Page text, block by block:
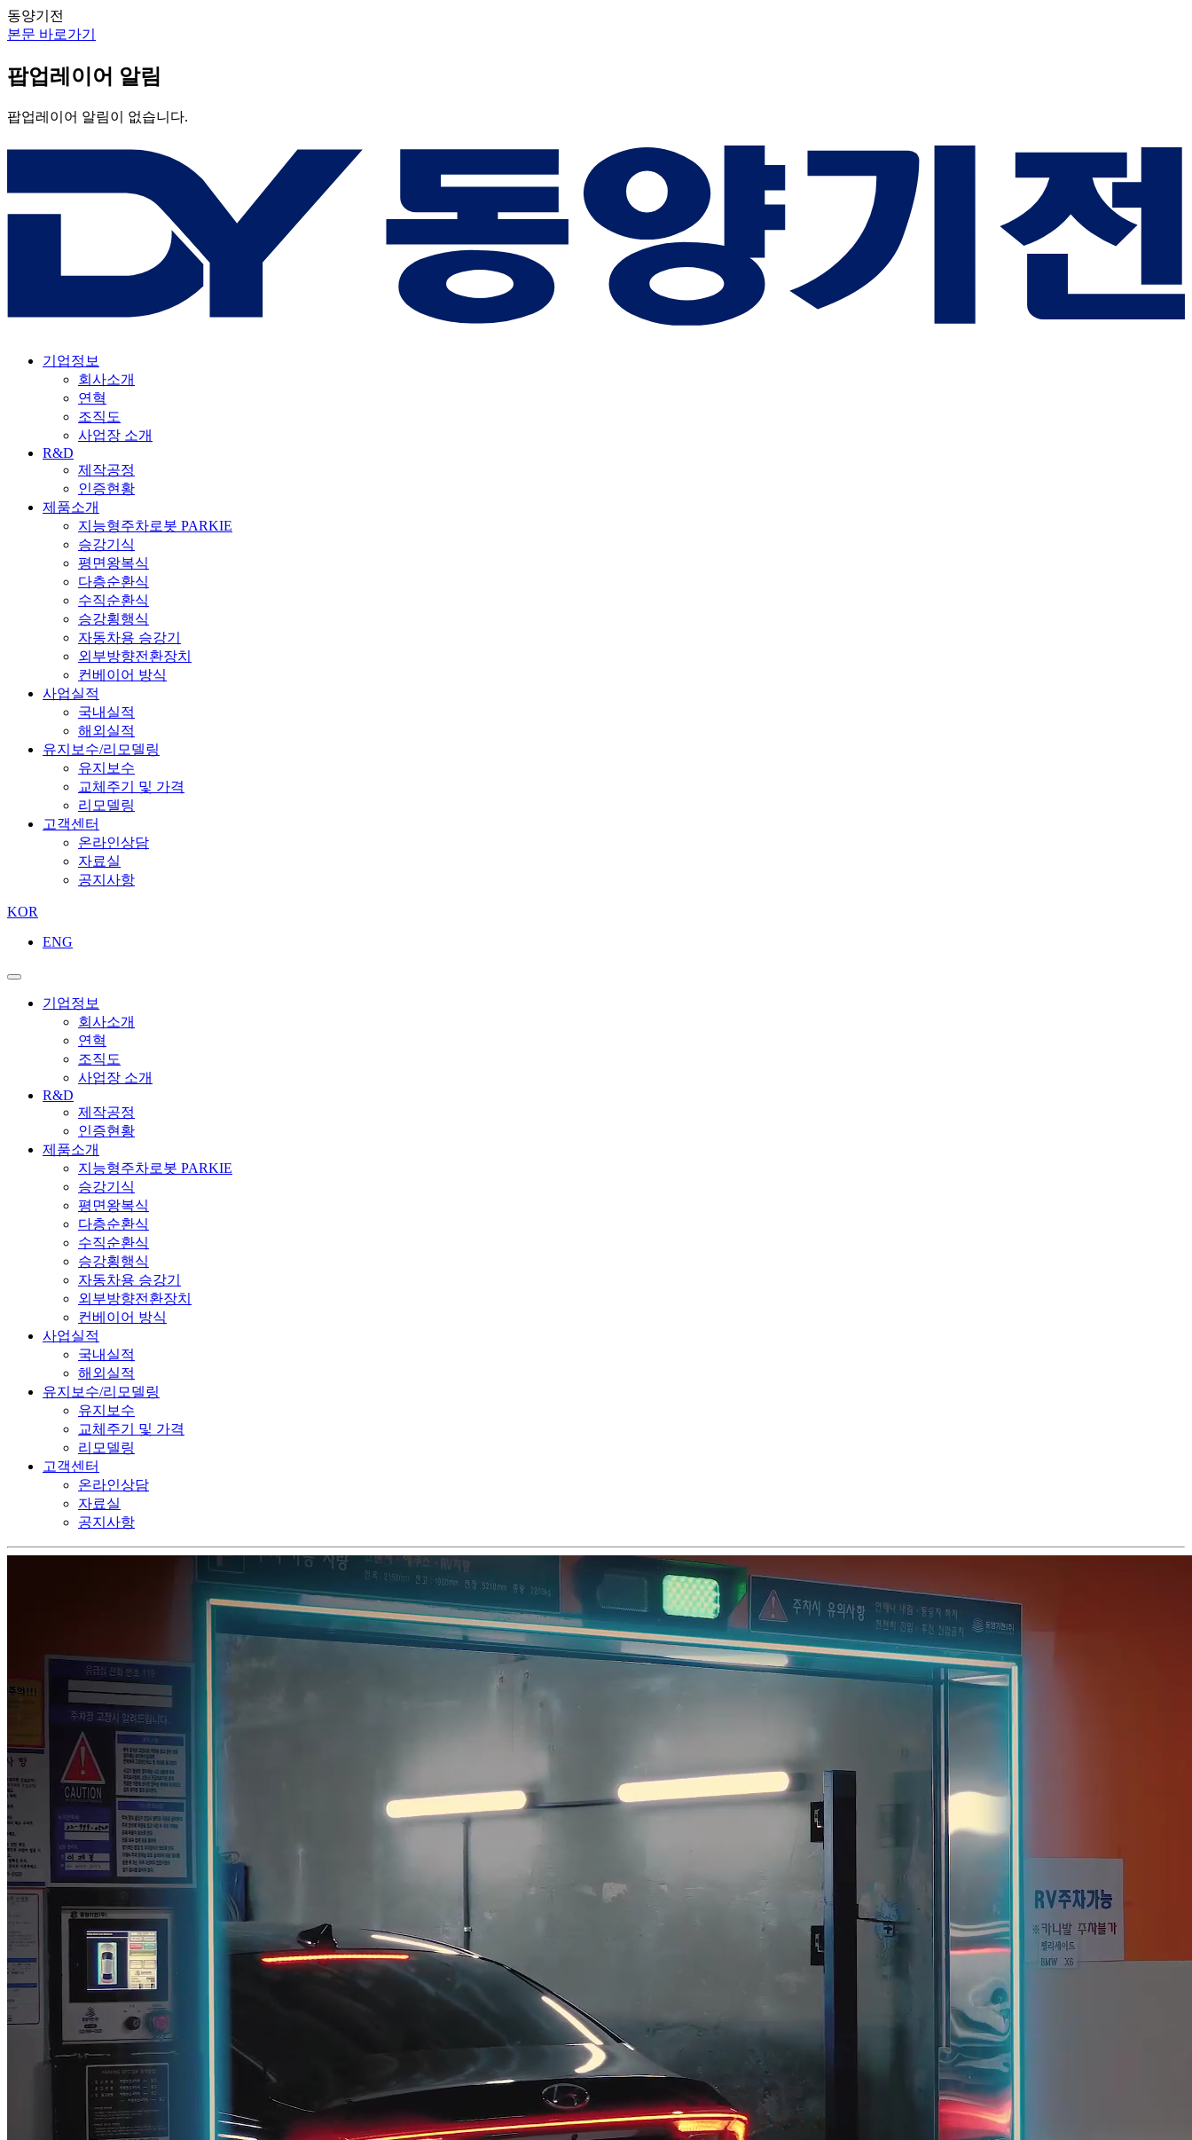
동양기전
본문 바로가기
팝업레이어 알림
팝업레이어 알림이 없습니다.
기업정보
회사소개
연혁
조직도
사업장 소개
R&D
제작공정
인증현황
제품소개
지능형주차로봇 PARKIE
승강기식
평면왕복식
다층순환식
수직순환식
승강횡행식
자동차용 승강기
외부방향전환장치
컨베이어 방식
사업실적
국내실적
해외실적
유지보수/리모델링
유지보수
교체주기 및 가격
리모델링
고객센터
온라인상담
자료실
공지사항
KOR
ENG
기업정보
회사소개
연혁
조직도
사업장 소개
R&D
제작공정
인증현황
제품소개
지능형주차로봇 PARKIE
승강기식
평면왕복식
다층순환식
수직순환식
승강횡행식
자동차용 승강기
외부방향전환장치
컨베이어 방식
사업실적
국내실적
해외실적
유지보수/리모델링
유지보수
교체주기 및 가격
리모델링
고객센터
온라인상담
자료실
공지사항